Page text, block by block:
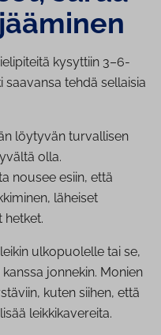
kysyttiin 3–6-
saavansa tehdä sellaisia
löytyvän turvallisen
olla.
nousee esiin, että
läheiset
hetket.
ulkopuolelle tai se,
jonnekin. Monien
kuten siihen, että
leikkikavereita.